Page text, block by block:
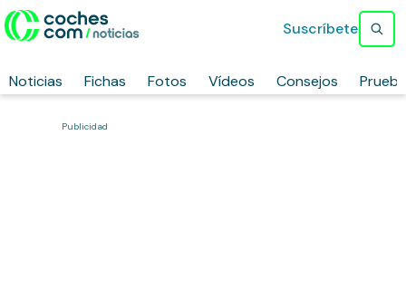
Noticias Fichas Fotos Vídeos Consejos
Suscríbete
Publicidad